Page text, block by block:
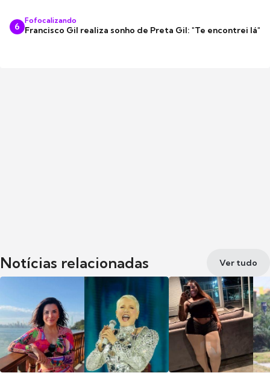
6
Fofocalizando
Francisco Gil realiza sonho de Preta Gil: "Te encontrei lá"
Notícias relacionadas Ver tudo